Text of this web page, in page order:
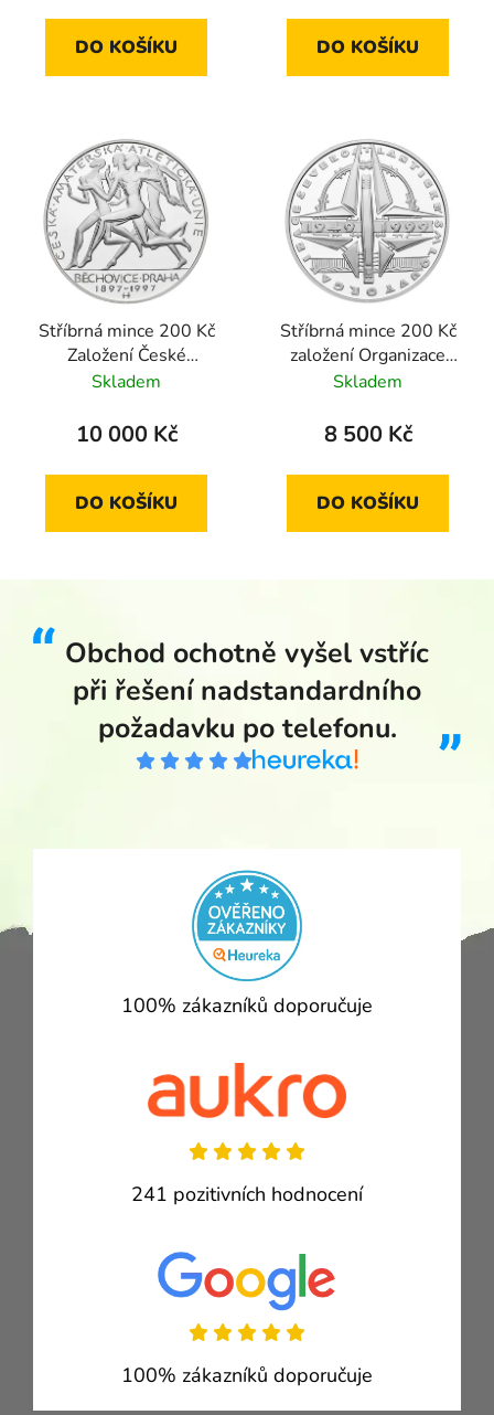
DO KOŠÍKU DO KOŠÍKU
Stříbrná mince 200 Kč
Založení České
amatérské atletické
nejstaršího běhu
proof
Skladem
10 000 Kč
DO KOŠÍKU
Stříbrná mince 200 Kč
založení Organizace
Severoatlantické
proof
Skladem
8 500 Kč
DO KOŠÍKU
Obchod ochotně vyšel vstříc
při řešení nadstandardního
požadavku po telefonu.
100% zákazníků doporučuje
241 pozitivních hodnocení
100% zákazníků doporučuje